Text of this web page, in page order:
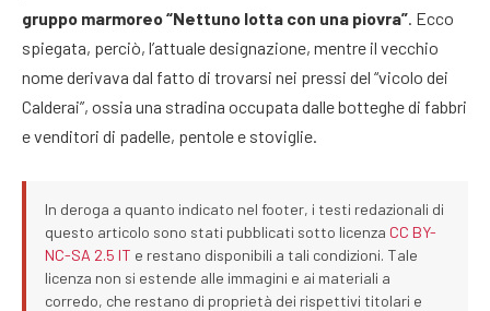
gruppo marmoreo “Nettuno lotta con una piovra” . Ecco
spiegata, perciò, l’attuale designazione, mentre il vecchio
nome derivava dal fatto di trovarsi nei pressi del “vicolo dei
Calderai”, ossia una stradina occupata dalle botteghe di fabbri
e venditori di padelle, pentole e stoviglie.
In deroga a quanto indicato nel footer, i testi redazionali di
questo articolo sono stati pubblicati sotto licenza CC BY-
NC-SA 2.5 IT e restano disponibili a tali condizioni. Tale
licenza non si estende alle immagini e ai materiali a
corredo, che restano di proprietà dei rispettivi titolari e